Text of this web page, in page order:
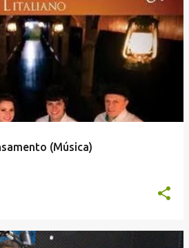
(Música)